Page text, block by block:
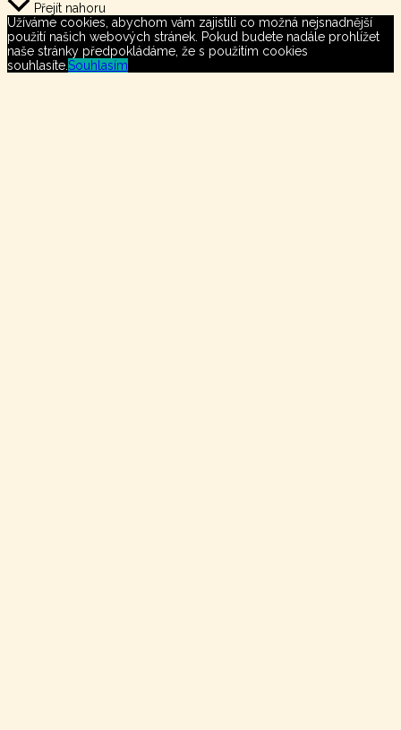
Přejít nahoru
Užíváme cookies, abychom vám zajistili co možná nejsnadnější
použití našich webových stránek. Pokud budete nadále prohlížet
naše stránky předpokládáme, že s použitím cookies
souhlasíte.Souhlasím